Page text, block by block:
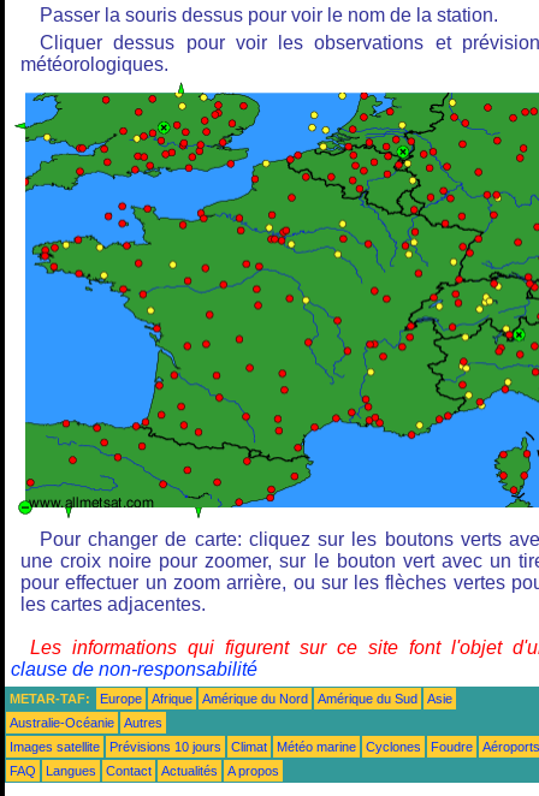
Passer la souris dessus pour voir le nom de la station.
Cliquer dessus pour voir les observations et
météorologiques.
Pour changer de carte: cliquez sur les boutons verts
une croix noire pour zoomer, sur le bouton vert avec un
pour effectuer un zoom arrière, ou sur les flèches vertes
les cartes adjacentes.
Les informations qui figurent sur ce site font l'objet
clause de non-responsabilité
METAR-TAF: Europe Afrique Amérique du Nord Amérique du Sud
Asie
Australie-Océanie
Autres
Images satellite
Prévisions 10 jours Climat Météo marine Cyclones Foudre
Aéroports
FAQ
Langues Contact Actualités A propos